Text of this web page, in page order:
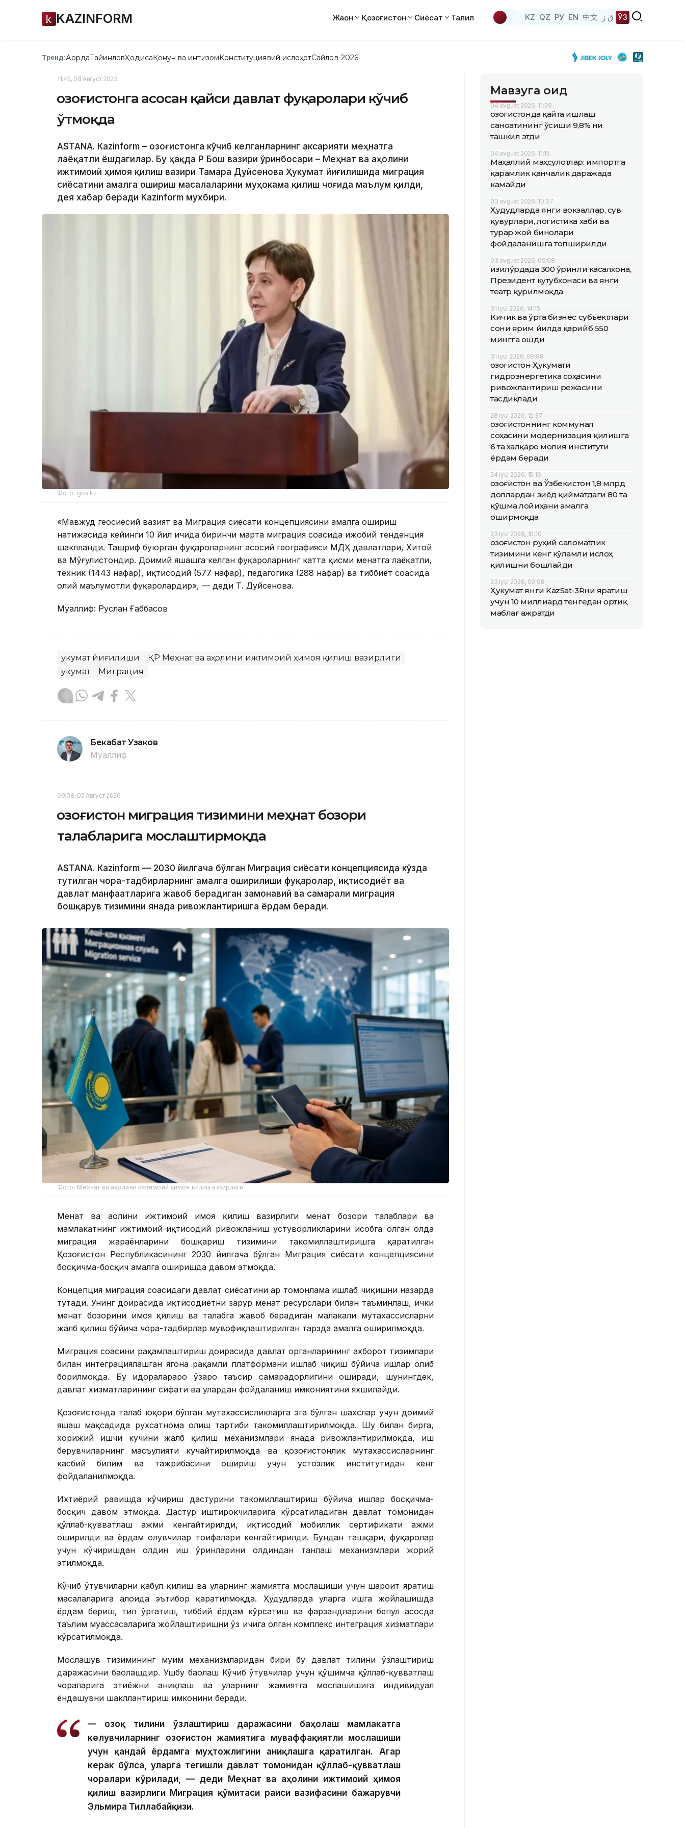
KAZINFORM Жаҳон Қозоғистон Сиёсат Таҳлил KZ QZ РУ EN 中文 ق ز ЎЗ
Тренд:АқордаТайинловҲодисаҚонун ва интизомКонституциявий ислоҳотСайлов-2026
11:45, 08 Август 2023
Қозоғистонга асосан қайси давлат фуқаролари кўчиб
ўтмоқда
ASTANA. Кazinform – Қозоғистонга кўчиб келганларнинг аксарияти меҳнатга
лаёқатли ёшдагилар. Бу ҳақда ҚР Бош вазири ўринбосари – Меҳнат ва аҳолини
ижтимоий ҳимоя қилиш вазири Тамара Дуйсенова Ҳукумат йиғилишида миграция
сиёсатини амалга ошириш масалаларини муҳокама қилиш чоғида маълум қилди,
дея хабар беради Kazinform мухбири.
Фото: gov.kz
«Мавжуд геосиёсий вазият ва Миграция сиёсати концепциясини амалга ошириш
натижасида кейинги 10 йил ичида биринчи марта миграция соҳасида ижобий тенденция
шаклланди. Ташриф буюрган фуқароларнинг асосий географияси МДҲ давлатлари, Хитой
ва Мўғулистондир. Доимий яшашга келган фуқароларнинг катта қисми меҳнатга лаёқатли,
техник (1443 нафар), иқтисодий (577 нафар), педагогика (288 нафар) ва тиббиёт соҳасида
олий маълумотли фуқаролардир», — деди Т. Дуйсенова.
Муаллиф: Руслан Ғаббасов
Ҳукумат йиғилиши
ҚР Меҳнат ва аҳолини ижтимоий ҳимоя қилиш вазирлиги
Ҳукумат
Миграция
Бекабат Узаков
Муаллиф
09:08, 05 Август 2026
Қозоғистон миграция тизимини меҳнат бозори
талабларига мослаштирмоқда
ASTANА. Кazinform — 2030 йилгача бўлган Миграция сиёсати концепциясида кўзда
тутилган чора-тадбирларнинг амалга оширилиши фуқаролар, иқтисодиёт ва
давлат манфаатларига жавоб берадиган замонавий ва самарали миграция
бошқарув тизимини янада ривожлантиришга ёрдам беради.
Фото: Меҳнат ва аҳолини ижтимоий ҳимоя қилиш вазирлиги
Меҳнат ва аҳолини ижтимоий ҳимоя қилиш вазирлиги меҳнат бозори талаблари ва
мамлакатнинг ижтимоий-иқтисодий ривожланиш устуворликларини ҳисобга олган ҳолда
миграция жараёнларини бошқариш тизимини такомиллаштиришга қаратилган
Қозоғистон Республикасининг 2030 йилгача бўлган Миграция сиёсати концепциясини
босқичма-босқич амалга оширишда давом этмоқда.
Концепция миграция соҳасидаги давлат сиёсатини ҳар томонлама ишлаб чиқишни назарда
тутади. Унинг доирасида иқтисодиётни зарур меҳнат ресурслари билан таъминлаш, ички
меҳнат бозорини ҳимоя қилиш ва талабга жавоб берадиган малакали мутахассисларни
жалб қилиш бўйича чора-тадбирлар мувофиқлаштирилган тарзда амалга оширилмоқда.
Миграция соҳасини рақамлаштириш доирасида давлат органларининг ахборот тизимлари
билан интеграциялашган ягона рақамли платформани ишлаб чиқиш бўйича ишлар олиб
борилмоқда. Бу идоралараро ўзаро таъсир самарадорлигини оширади, шунингдек,
давлат хизматларининг сифати ва улардан фойдаланиш имкониятини яхшилайди.
Қозоғистонда талаб юқори бўлган мутахассисликларга эга бўлган шахслар учун доимий
яшаш мақсадида рухсатнома олиш тартиби такомиллаштирилмоқда. Шу билан бирга,
хорижий ишчи кучини жалб қилиш механизмлари янада ривожлантирилмоқда, иш
берувчиларнинг масъулияти кучайтирилмоқда ва қозоғистонлик мутахассисларнинг
касбий билим ва тажрибасини ошириш учун устозлик институтидан кенг
фойдаланилмоқда.
Ихтиёрий равишда кўчириш дастурини такомиллаштириш бўйича ишлар босқичма-
босқич давом этмоқда. Дастур иштирокчиларига кўрсатиладиган давлат томонидан
қўллаб-қувватлаш ҳажми кенгайтирилди, иқтисодий мобиллик сертификати ҳажми
оширилди ва ёрдам олувчилар тоифалари кенгайтирилди. Бундан ташқари, фуқаролар
учун кўчиришдан олдин иш ўринларини олдиндан танлаш механизмлари жорий
этилмоқда.
Кўчиб ўтувчиларни қабул қилиш ва уларнинг жамиятга мослашиши учун шароит яратиш
масалаларига алоҳида эътибор қаратилмоқда. Ҳудудларда уларга ишга жойлашишда
ёрдам бериш, тил ўргатиш, тиббий ёрдам кўрсатиш ва фарзандларини бепул асосда
таълим муассасаларига жойлаштиришни ўз ичига олган комплекс интеграция хизматлари
кўрсатилмоқда.
Мослашув тизимининг муҳим механизмларидан бири бу давлат тилини ўзлаштириш
даражасини баҳолашдир. Ушбу баҳолаш Кўчиб ўтувчилар учун қўшимча қўллаб-қувватлаш
чораларига эҳтиёжни аниқлаш ва уларнинг жамиятга мослашишига индивидуал
ёндашувни шакллантириш имконини беради.
— Қозоқ тилини ўзлаштириш даражасини баҳолаш мамлакатга
келувчиларнинг Қозоғистон жамиятига муваффақиятли мослашиши
учун қандай ёрдамга муҳтожлигини аниқлашга қаратилган. Агар
керак бўлса, уларга тегишли давлат томонидан қўллаб-қувватлаш
чоралари кўрилади, — деди Меҳнат ва аҳолини ижтимоий ҳимоя
қилиш вазирлиги Миграция қўмитаси раиси вазифасини бажарувчи
Эльмира Тиллабайқизи.
Мавзуга оид
04 avgust 2026, 11:39
Қозоғистонда қайта ишлаш
саноатининг ўсиши 9,8% ни
ташкил этди
04 avgust 2026, 11:15
Маҳаллий маҳсулотлар: импортга
қарамлик қанчалик даражада
камайди
03 avgust 2026, 10:37
Ҳудудларда янги вокзаллар, сув
қувурлари, логистика хаби ва
турар жой бинолари
фойдаланишга топширилди
03 avgust 2026, 09:08
Қизилўрдада 300 ўринли касалхона,
Президент кутубхонаси ва янги
театр қурилмоқда
31 iyul 2026, 14:15
Кичик ва ўрта бизнес субъектлари
сони ярим йилда қарийб 550
мингга ошди
31 iyul 2026, 09:08
Қозоғистон Ҳукумати
гидроэнергетика соҳасини
ривожлантириш режасини
тасдиқлади
28 iyul 2026, 12:37
Қозоғистоннинг коммунал
соҳасини модернизация қилишга
6 та халқаро молия институти
ёрдам беради
24 iyul 2026, 15:16
Қозоғистон ва Ўзбекистон 1,8 млрд
доллардан зиёд қийматдаги 80 та
қўшма лойиҳани амалга
оширмоқда
23 iyul 2026, 10:10
Қозоғистон руҳий саломатлик
тизимини кенг кўламли ислоҳ
қилишни бошлайди
23 iyul 2026, 09:08
Ҳукумат янги KazSat-3Rни яратиш
учун 10 миллиард тенгедан ортиқ
маблағ ажратди